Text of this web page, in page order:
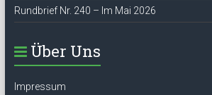
Rundbrief Nr. 240 – Im Mai 2026
Über Uns
Impressum